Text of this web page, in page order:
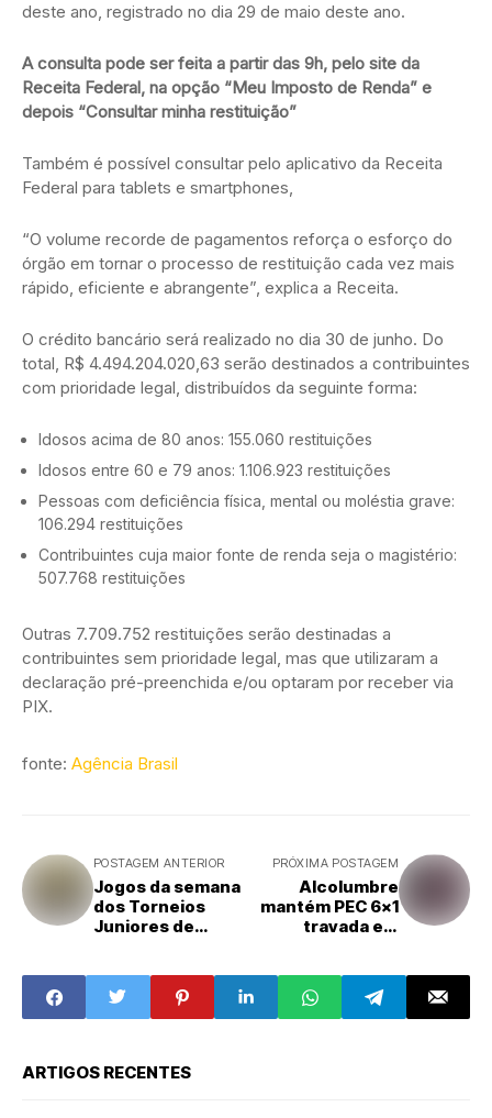
deste ano, registrado no dia 29 de maio deste ano.
A consulta pode ser feita a partir das 9h, pelo site da
Receita Federal, na opção “Meu Imposto de Renda” e
depois “Consultar minha restituição”
Também é possível consultar pelo aplicativo da Receita
Federal para tablets e smartphones,
“O volume recorde de pagamentos reforça o esforço do
órgão em tornar o processo de restituição cada vez mais
rápido, eficiente e abrangente”, explica a Receita.
O crédito bancário será realizado no dia 30 de junho. Do
total, R$ 4.494.204.020,63 serão destinados a contribuintes
com prioridade legal, distribuídos da seguinte forma:
Idosos acima de 80 anos: 155.060 restituições
Idosos entre 60 e 79 anos: 1.106.923 restituições
Pessoas com deficiência física, mental ou moléstia grave:
106.294 restituições
Contribuintes cuja maior fonte de renda seja o magistério:
507.768 restituições
Outras 7.709.752 restituições serão destinadas a
contribuintes sem prioridade legal, mas que utilizaram a
declaração pré-preenchida e/ou optaram por receber via
PIX.
fonte: Agência Brasil
POSTAGEM ANTERIOR
Jogos da semana
dos Torneios
Juniores de
pela Secretaria
de Esportes
PRÓXIMA POSTAGEM
Alcolumbre
mantém PEC 6x1
travada em
Senado
ARTIGOS RECENTES